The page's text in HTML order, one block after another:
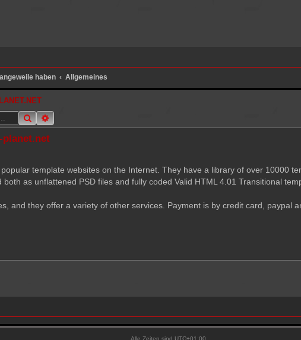
haben Allgemeines
SucheErweiterte Suche
planet.net
template websites on the Internet. They have a library of over 10000
as unflattened PSD files and fully coded Valid HTML 4.01 Transitional
and they offer a variety of other services. Payment is by credit card, paypal
Alle Zeiten sind UTC+01:00